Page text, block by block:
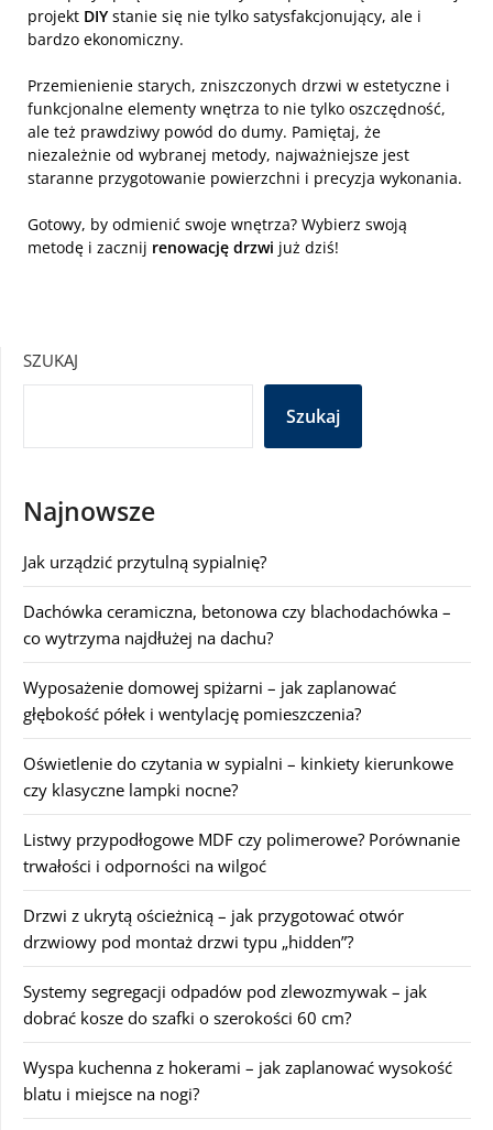
projekt DIY stanie się nie tylko satysfakcjonujący, ale i
bardzo ekonomiczny.
Przemienienie starych, zniszczonych drzwi w estetyczne i
funkcjonalne elementy wnętrza to nie tylko oszczędność,
ale też prawdziwy powód do dumy. Pamiętaj, że
niezależnie od wybranej metody, najważniejsze jest
staranne przygotowanie powierzchni i precyzja wykonania.
Gotowy, by odmienić swoje wnętrza? Wybierz swoją
metodę i zacznij renowację drzwi już dziś!
SZUKAJ
Szukaj
Najnowsze
Jak urządzić przytulną sypialnię?
Dachówka ceramiczna, betonowa czy blachodachówka –
co wytrzyma najdłużej na dachu?
Wyposażenie domowej spiżarni – jak zaplanować
głębokość półek i wentylację pomieszczenia?
Oświetlenie do czytania w sypialni – kinkiety kierunkowe
czy klasyczne lampki nocne?
Listwy przypodłogowe MDF czy polimerowe? Porównanie
trwałości i odporności na wilgoć
Drzwi z ukrytą ościeżnicą – jak przygotować otwór
drzwiowy pod montaż drzwi typu „hidden”?
Systemy segregacji odpadów pod zlewozmywak – jak
dobrać kosze do szafki o szerokości 60 cm?
Wyspa kuchenna z hokerami – jak zaplanować wysokość
blatu i miejsce na nogi?